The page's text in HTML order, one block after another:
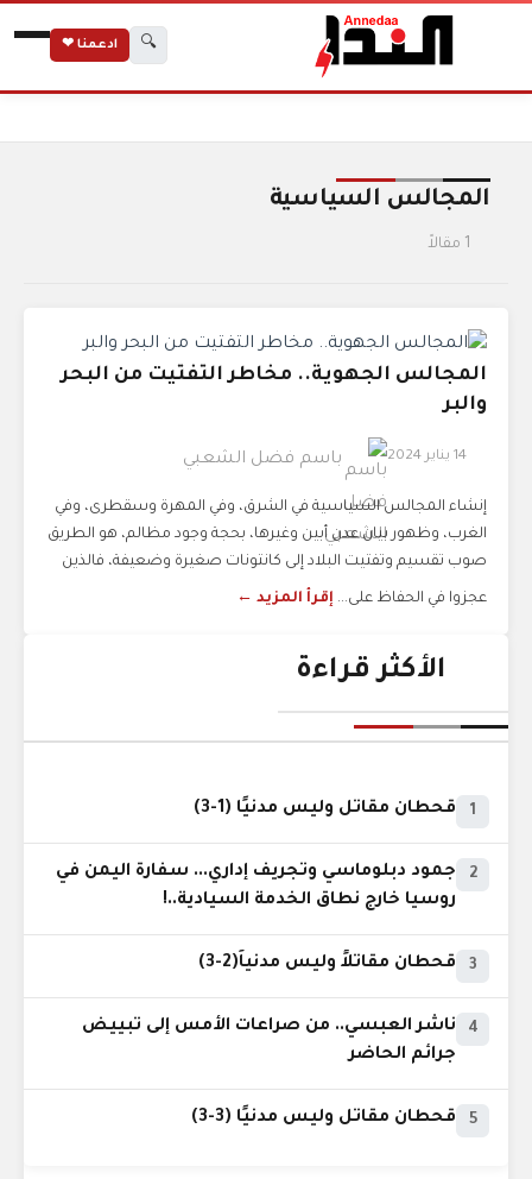
🔍 ادعمنا ❤
المجالس السياسية
1 مقالاً
المجالس الجهوية.. مخاطر التفتيت من البحر
والبر
14 يناير 2024 باسم فضل الشعبي
إنشاء المجالس السياسية في الشرق، وفي المهرة وسقطرى، وفي
الغرب، وظهور بيان عدن أبين وغيرها، بحجة وجود مظالم، هو الطريق
صوب تقسيم وتفتيت البلاد إلى كانتونات صغيرة وضعيفة، فالذين
عجزوا في الحفاظ على... إقرأ المزيد ←
الأكثر قراءة
1 قحطان مقاتل وليس مدنيًا (1-3)
2
جمود دبلوماسي وتجريف إداري... سفارة اليمن في
روسيا خارج نطاق الخدمة السيادية..!
3 قحطان مقاتلاً وليس مدنياً(2-3)
4
ناشر العبسي.. من صراعات الأمس إلى تبييض
جرائم الحاضر
5 قحطان مقاتل وليس مدنيًا (3-3)